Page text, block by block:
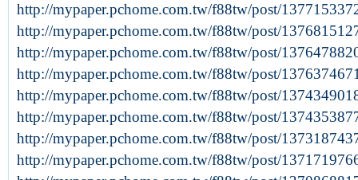
http://mypaper.pchome.com.tw/f88tw/post/
http://mypaper.pchome.com.tw/f88tw/post/
http://mypaper.pchome.com.tw/f88tw/post/
http://mypaper.pchome.com.tw/f88tw/post/
http://mypaper.pchome.com.tw/f88tw/post/
http://mypaper.pchome.com.tw/f88tw/post/
http://mypaper.pchome.com.tw/f88tw/post/
http://mypaper.pchome.com.tw/f88tw/post/